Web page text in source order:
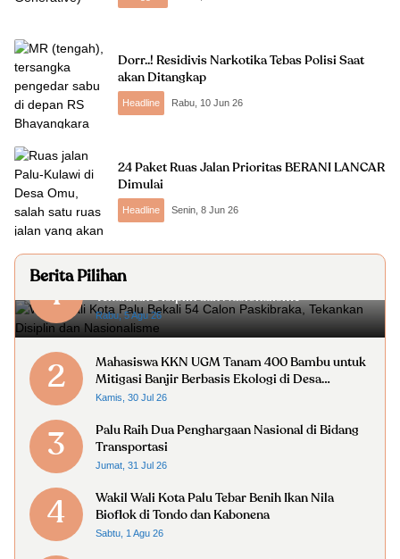
Dorr..! Residivis Narkotika Tebas Polisi Saat
akan Ditangkap
Headline Rabu, 10 Jun 26
24 Paket Ruas Jalan Prioritas BERANI LANCAR
Dimulai
Headline Senin, 8 Jun 26
Berita Pilihan
1
Wakil Wali Kota Palu Bekali 54 Calon Paskibraka,
Tekankan Disiplin dan Nasionalisme
Rabu, 5 Agu 26
2
Mahasiswa KKN UGM Tanam 400 Bambu untuk
Mitigasi Banjir Berbasis Ekologi di Desa
Limboro
Kamis, 30 Jul 26
3
Palu Raih Dua Penghargaan Nasional di Bidang
Transportasi
Jumat, 31 Jul 26
4
Wakil Wali Kota Palu Tebar Benih Ikan Nila
Bioflok di Tondo dan Kabonena
Sabtu, 1 Agu 26